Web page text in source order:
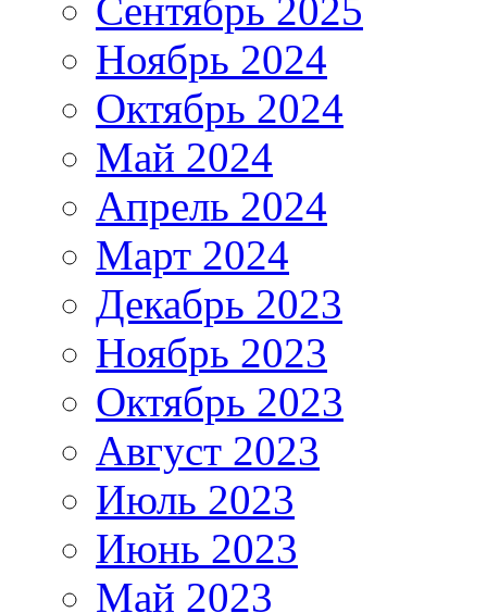
Сентябрь 2025
Ноябрь 2024
Октябрь 2024
Май 2024
Апрель 2024
Март 2024
Декабрь 2023
Ноябрь 2023
Октябрь 2023
Август 2023
Июль 2023
Июнь 2023
Май 2023